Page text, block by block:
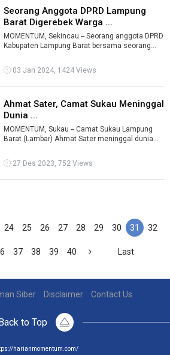
Seorang Anggota DPRD Lampung
Barat Digerebek Warga ...
MOMENTUM, Sekincau -- Seorang anggota DPRD
Kabupaten Lampung Barat bersama seorang
...
03 Jan 2024, 1424 Views
Ahmat Sater, Camat Sukau Meninggal
Dunia ...
MOMENTUM, Sukau -- Camat Sukau Lampung
Barat (Lambar) Ahmat Sater meninggal dunia
27 Des 2023, 752 Views
24 25 26 27 28 29 30 31 32
37 38 39 40 Last
Siber Disclaimer Contact Us
to Top
harianmomentum.com/